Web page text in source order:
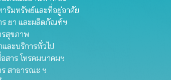
าริมทรัพย์และที่อยู่อาศัย
ร ยา และผลิตภัณฑ์ฯ
สุขภาพ
ละบริการทั่วไป
สาร โทรคมนาคมฯ
ร สาธารณะ ฯ